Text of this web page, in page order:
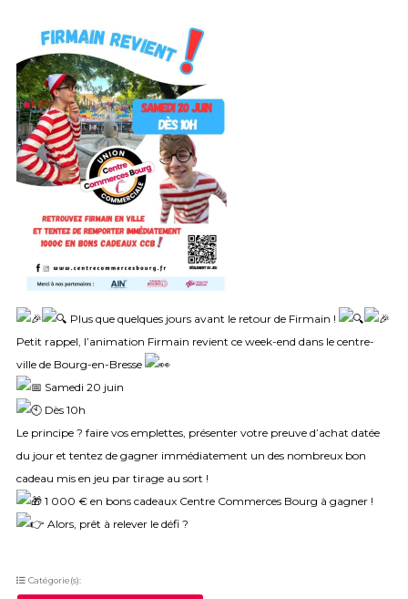
Plus que quelques jours avant le retour de Firmain !
Petit rappel, l’animation Firmain revient ce week-end dans le centre-
ville de Bourg-en-Bresse
Samedi 20 juin
Dès 10h
Le principe ? faire vos emplettes, présenter votre preuve d’achat datée
du jour et tentez de gagner immédiatement un des nombreux bon
cadeau mis en jeu par tirage au sort !
1 000 € en bons cadeaux Centre Commerces Bourg à gagner !
Alors, prêt à relever le défi ?
Catégorie(s):